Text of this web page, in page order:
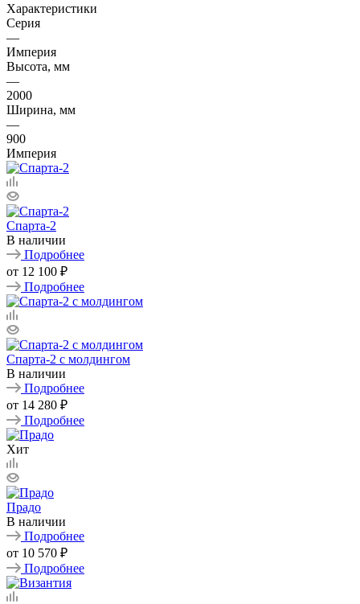
Характеристики
Серия
—
Империя
Высота, мм
—
2000
Ширина, мм
—
900
Империя
Спарта-2
В наличии
Подробнее
от 12 100 ₽
Подробнее
Спарта-2 с молдингом
В наличии
Подробнее
от 14 280 ₽
Подробнее
Хит
Прадо
В наличии
Подробнее
от 10 570 ₽
Подробнее